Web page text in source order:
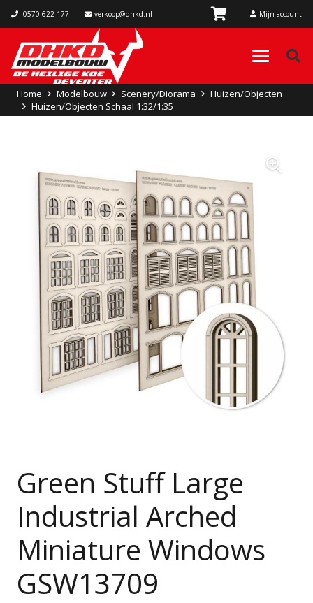
0570 622 177 verkoop@dhkd.nl Mijn account
Home Modelbouw Scenery/Diorama
Huizen/Objecten
Huizen/Objecten Schaal 1:32/1:35
Green Stuff Large
Industrial Arched
Miniature Windows
GSW13709